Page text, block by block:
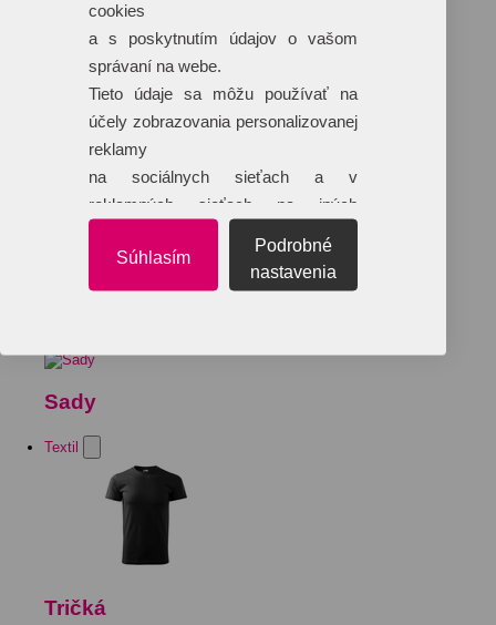
Sady
Textil
Tričká
cookies
a s poskytnutím údajov o vašom
správaní na webe.
Tieto údaje sa môžu používať na
účely zobrazovania personalizovanej
reklamy
na sociálnych sieťach a v
reklamných sieťach na iných
Súhlasím
Podrobné
nastavenia